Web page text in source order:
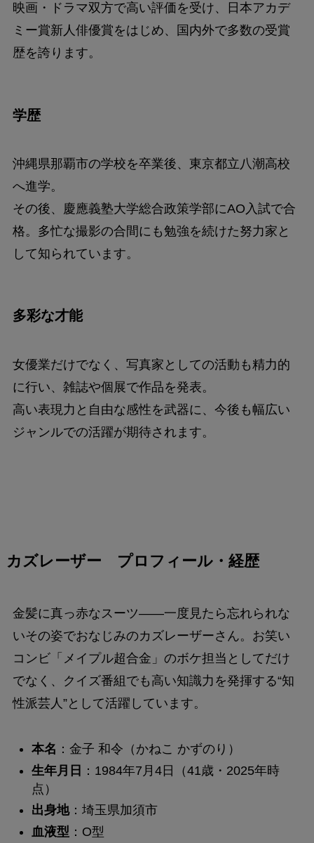
映画・ドラマ双方で高い評価を受け、日本アカデ
ミー賞新人俳優賞をはじめ、国内外で多数の受賞
歴を誇ります。
学歴
沖縄県那覇市の学校を卒業後、東京都立八潮高校
へ進学。
その後、慶應義塾大学総合政策学部にAO入試で合
格。多忙な撮影の合間にも勉強を続けた努力家と
して知られています。
多彩な才能
女優業だけでなく、写真家としての活動も精力的
に行い、雑誌や個展で作品を発表。
高い表現力と自由な感性を武器に、今後も幅広い
ジャンルでの活躍が期待されます。
カズレーザー プロフィール・経歴
金髪に真っ赤なスーツ――一度見たら忘れられな
いその姿でおなじみのカズレーザーさん。お笑い
コンビ「メイプル超合金」のボケ担当としてだけ
でなく、クイズ番組でも高い知識力を発揮する“知
性派芸人”として活躍しています。
本名 ：金子 和令（かねこ かずのり）
生年月日 ：1984年7月4日（41歳・2025年時
点）
出身地：埼玉県加須市
血液型 ：O型